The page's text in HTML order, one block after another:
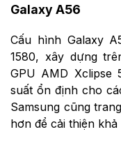
Galaxy A56
Cấu hình Galaxy
1580, xây dựng
GPU AMD Xclipse
suất ổn định cho
Samsung cũng
hơn để cải thiện